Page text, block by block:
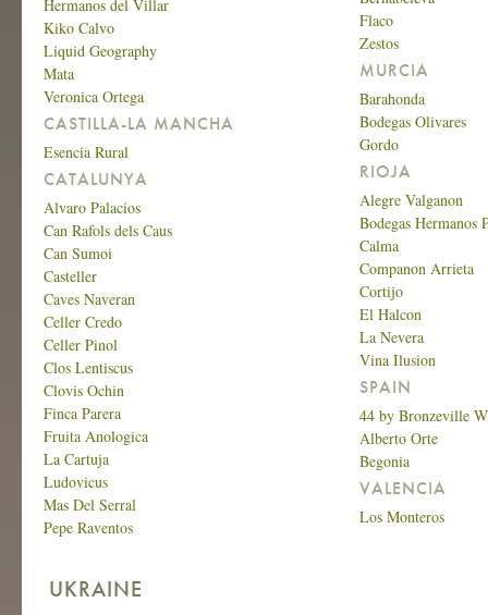
Hermanos del Villar
Kiko Calvo
Liquid Geography
Mata
Veronica Ortega
CASTILLA-LA MANCHA
Esencia Rural
CATALUNYA
Alvaro Palacios
Can Rafols dels Caus
Can Sumoi
Casteller
Caves Naveran
Celler Credo
Celler Pinol
Clos Lentiscus
Clovis Ochin
Finca Parera
Fruita Anologica
La Cartuja
Ludovicus
Mas Del Serral
Pepe Raventos
Flaco
Zestos
MURCIA
Barahonda
Bodegas Olivares
Gordo
RIOJA
Alegre Valganon
Bodegas Hermanos
Calma
Companon Arrieta
Cortijo
El Halcon
La Nevera
Vina Ilusion
SPAIN
44 by Bronzeville
Alberto Orte
Begonia
VALENCIA
Los Monteros
UKRAINE